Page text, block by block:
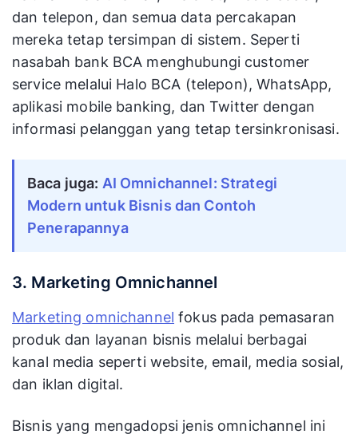
dan telepon, dan semua data percakapan
mereka tetap tersimpan di sistem. Seperti
nasabah bank BCA menghubungi customer
service melalui Halo BCA (telepon), WhatsApp,
aplikasi mobile banking, dan Twitter dengan
informasi pelanggan yang tetap tersinkronisasi.
Baca juga: AI Omnichannel: Strategi
Modern untuk Bisnis dan Contoh
Penerapannya
3. Marketing Omnichannel
Marketing omnichannel fokus pada pemasaran
produk dan layanan bisnis melalui berbagai
kanal media seperti website, email, media sosial,
dan iklan digital.
Bisnis yang mengadopsi jenis omnichannel ini